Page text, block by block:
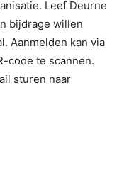
Leef Deurne
bijdrage willen
Aanmelden kan via
code te scannen.
sturen naar